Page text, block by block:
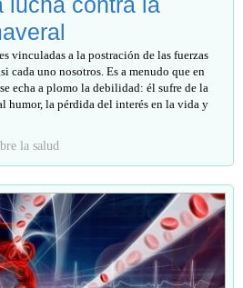
vinculadas a la postración de las fuerzas
cada uno nosotros. Es a menudo que en
echa a plomo la debilidad: él sufre de la
humor, la pérdida del interés en la vida y
la salud